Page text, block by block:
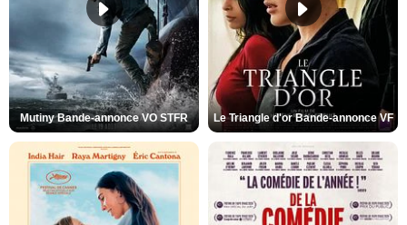
Mutiny Bande-annonce VO STFR Le Triangle d'or Bande-annonce VF